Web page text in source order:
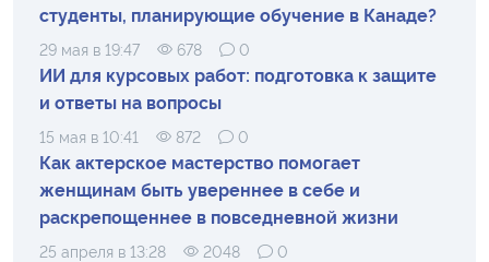
студенты, планирующие обучение в Канаде?
29 мая в 19:47 678 0
ИИ для курсовых работ: подготовка к защите
и ответы на вопросы
15 мая в 10:41 872 0
Как актерское мастерство помогает
женщинам быть увереннее в себе и
раскрепощеннее в повседневной жизни
25 апреля в 13:28 2048 0